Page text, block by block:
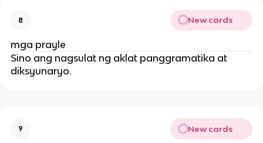
8 New cards
mga prayle
Sino ang nagsulat ng aklat panggramatika at
diksyunaryo.
9 New cards